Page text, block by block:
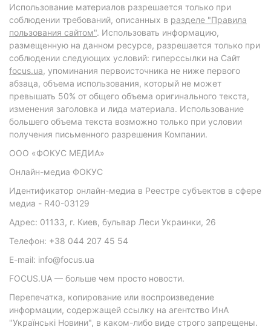
Использование материалов разрешается только при
соблюдении требований, описанных в разделе "Правила
пользования сайтом". Использовать информацию,
размещенную на данном ресурсе, разрешается только при
соблюдении следующих условий: гиперссылки на Сайт
focus.ua, упоминания первоисточника не ниже первого
абзаца, объема использования, который не может
превышать 50% от общего объема оригинального текста,
изменения заголовка и лида материала. Использование
большего объема текста возможно только при условии
получения письменного разрешения Компании.
ООО «ФОКУС МЕДИА»
Онлайн-медиа ФОКУС
Идентификатор онлайн-медиа в Реестре субъектов в сфере
медиа - R40-03129
Адрес: 01133, г. Киев, бульвар Леси Украинки, 26
Телефон: +38 044 207 45 54
E-mail: info@focus.ua
FOCUS.UA — больше чем просто новости.
Перепечатка, копирование или воспроизведение
информации, содержащей ссылку на агентство ИнА
"Українські Новини", в каком-либо виде строго запрещены.